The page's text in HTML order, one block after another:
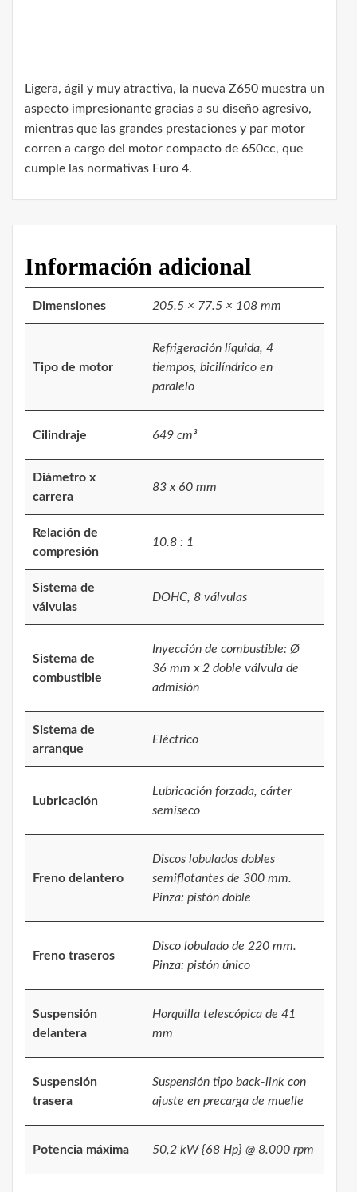
Ligera, ágil y muy atractiva, la nueva Z650 muestra un
aspecto impresionante gracias a su diseño agresivo,
mientras que las grandes prestaciones y par motor
corren a cargo del motor compacto de 650cc, que
cumple las normativas Euro 4.
Información adicional
Dimensiones 205.5 × 77.5 × 108 mm
Tipo de motor
Refrigeración líquida, 4
tiempos, bicilíndrico en
paralelo
Cilindraje 649 cm³
Diámetro x
carrera
83 x 60 mm
Relación de
compresión
10.8 : 1
Sistema de
válvulas
DOHC, 8 válvulas
Sistema de
combustible
Inyección de combustible: Ø
36 mm x 2 doble válvula de
admisión
Sistema de
arranque
Eléctrico
Lubricación
Lubricación forzada, cárter
semiseco
Freno delantero
Discos lobulados dobles
semiflotantes de 300 mm.
Pinza: pistón doble
Freno traseros
Disco lobulado de 220 mm.
Pinza: pistón único
Suspensión
delantera
Horquilla telescópica de 41
mm
Suspensión
trasera
Suspensión tipo back-link con
ajuste en precarga de muelle
Potencia máxima 50,2 kW {68 Hp} @ 8.000 rpm